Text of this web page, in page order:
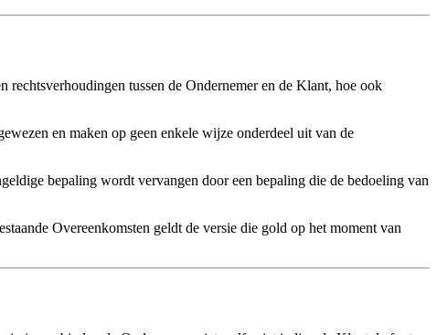
rechtsverhoudingen tussen de Ondernemer en de Klant, hoe ook
en maken op geen enkele wijze onderdeel uit van de
bepaling wordt vervangen door een bepaling die de bedoeling van
Overeenkomsten geldt de versie die gold op het moment van